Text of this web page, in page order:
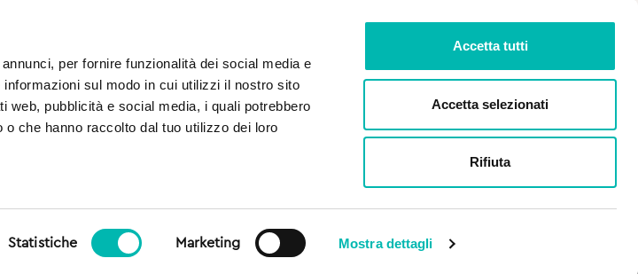
per fornire funzionalità dei social media e
sul modo in cui utilizzi il nostro sito
web, pubblicità e social media, i quali potrebbero
che hanno raccolto dal tuo utilizzo dei loro
Statistiche Marketing Mostra dettagli
Accetta tutti
Accetta selezionati
Rifiuta